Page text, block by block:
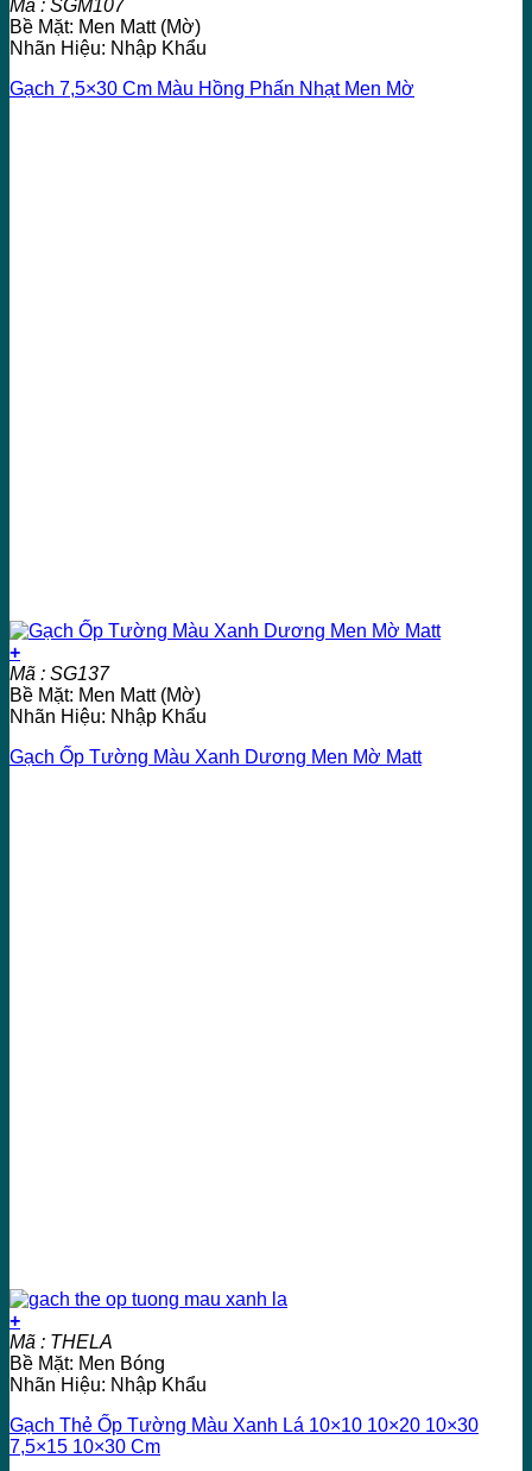
Mã : SGM107
Bề Mặt: Men Matt (Mờ)
Nhãn Hiệu: Nhập Khẩu
Gạch 7,5×30 Cm Màu Hồng Phấn Nhạt Men Mờ
+
Mã : SG137
Bề Mặt: Men Matt (Mờ)
Nhãn Hiệu: Nhập Khẩu
Gạch Ốp Tường Màu Xanh Dương Men Mờ Matt
+
Mã : THELA
Bề Mặt: Men Bóng
Nhãn Hiệu: Nhập Khẩu
Gạch Thẻ Ốp Tường Màu Xanh Lá 10×10 10×20 10×30
7,5×15 10×30 Cm